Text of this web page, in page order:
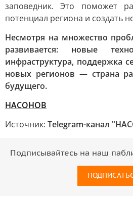
заповедник. Это поможет
потенциал региона и создать
Несмотря на множество
развивается: новые
инфраструктура, поддержка
новых регионов — страна
будущего.
НАСОНОВ
Источник: Telegram-канал
Подписывайтесь на наш